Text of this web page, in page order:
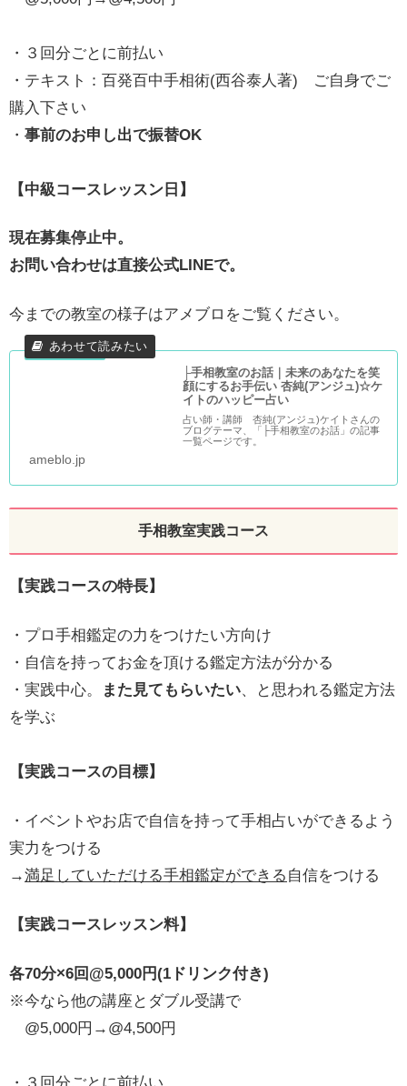
・３回分ごとに前払い
・テキスト：百発百中手相術(西谷泰人著) ご自身でご
購入下さい
・ 事前のお申し出で振替OK
【中級コースレッスン日】
現在募集停止中。
お問い合わせは直接公式LINEで。
今までの教室の様子はアメブロをご覧ください。
├手相教室のお話｜未来のあなたを笑
顔にするお手伝い 杏純(アンジュ)☆ケ
イトのハッピー占い
占い師・講師 杏純(アンジュ)ケイトさんの
ブログテーマ、「├手相教室のお話」の記事
一覧ページです。
ameblo.jp
手相教室実践コース
【実践コースの特長】
・プロ手相鑑定の力をつけたい方向け
・自信を持ってお金を頂ける鑑定方法が分かる
・実践中心。
また見てもらいたい、と思われる鑑定方法
を学ぶ
【実践コースの目標】
・イベントやお店で自信を持って手相占いができるよう
実力をつける
→満足していただける手相鑑定ができる 自信をつける
【実践コースレッスン料】
各70分×6回@5,000円(1ドリンク付き)
※今なら他の講座とダブル受講で
@5,000円→@4,500円
・３回分ごとに前払い